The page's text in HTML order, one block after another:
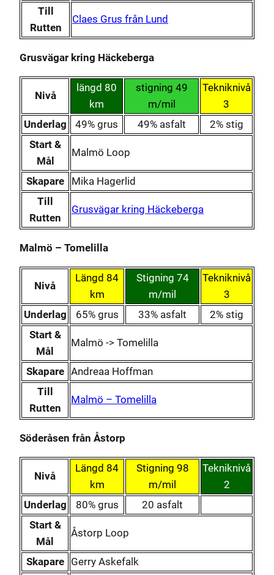
Till
Rutten
Claes Grus från Lund
Grusvägar kring Häckeberga
Nivå
längd 80
km
stigning 49
m/mil
Tekniknivå
3
Underlag
49% grus 49% asfalt
2% stig
Start &
Mål
Malmö Loop
Skapare
Mika Hagerlid
Till
Rutten
Grusvägar kring Häckeberga
Malmö – Tomelilla
Nivå
Längd 84
km
Stigning 74
m/mil
Tekniknivå
3
Underlag
65% grus 33% asfalt
2% stig
Start &
Mål
Malmö -> Tomelilla
Skapare Andreaa Hoffman
Till
Rutten
Malmö – Tomelilla
Söderåsen från Åstorp
Nivå
Längd 84
km
Stigning 98
m/mil
Tekniknivå
2
Underlag
80% grus
20 asfalt
Start &
Mål
Åstorp Loop
Skapare
Gerry Askefalk